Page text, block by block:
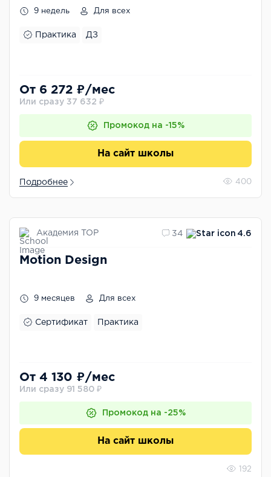
9 недель Для всех
Практика ДЗ
От 6 272 ₽/мес
Или сразу 37 632 ₽
Промокод на -15%
На сайт школы
Подробнее 400
Академия TOP 34 4.6
Motion Design
9 месяцев Для всех
Сертификат Практика
От 4 130 ₽/мес
Или сразу 91 580 ₽
Промокод на -25%
На сайт школы
192